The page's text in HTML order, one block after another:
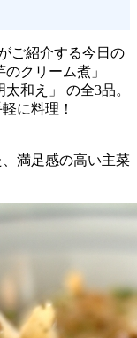
ご紹介する今日の
クリーム煮」
和え」 の全3品。
に料理！
満足感の高い主菜